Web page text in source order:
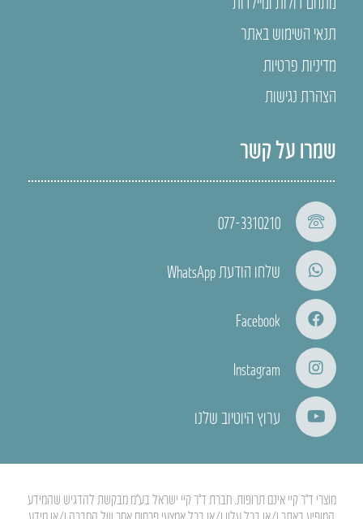
תנאי השימוש באתר
מדיניות פרטיות
הצהרת נגישות
שמרו על קשר
077-3310210
שלחו הודעת WhatsApp
Facebook
Instagram
ערוץ היוטיוב שלנו
מוצרי ד”ר קיי אינם תרופות. חברת ד”ר קיי ישראל בע”מ מבקשת להדגיש שהמידע